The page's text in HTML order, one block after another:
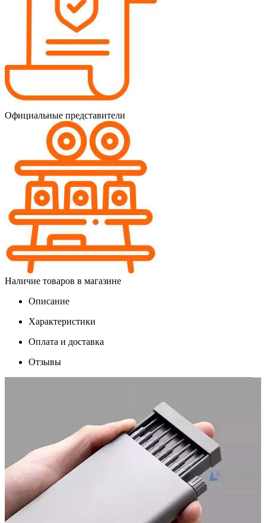
Официальные представители
Наличие товаров в магазине
Описание
Характеристики
Оплата и доставка
Отзывы